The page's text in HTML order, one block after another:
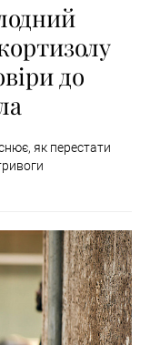
до
як перестати